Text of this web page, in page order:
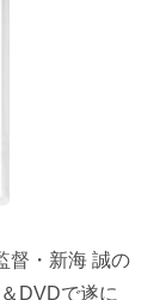
督・新海 誠の
DVDで遂に